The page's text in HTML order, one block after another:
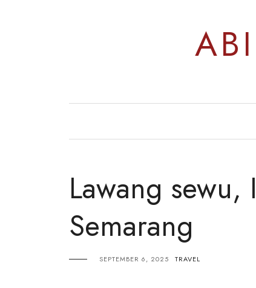
Lawang sewu,
Semarang
SEPTEMBER 6, 2025 TRAVEL